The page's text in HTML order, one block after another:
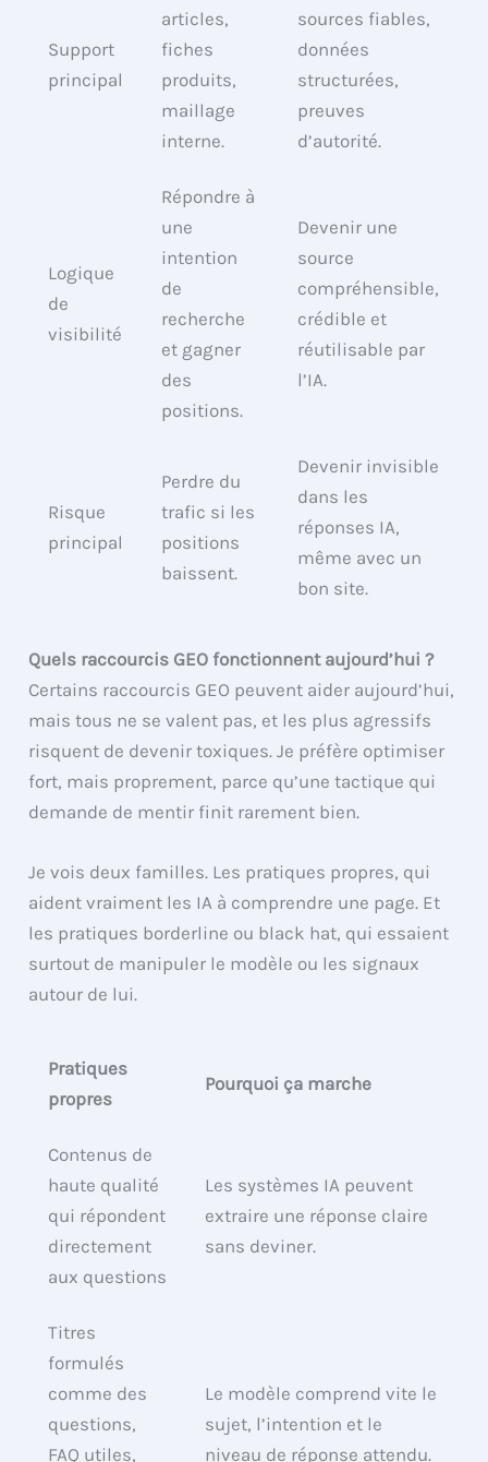
Support
principal
articles,
fiches
produits,
maillage
interne.
sources fiables,
données
structurées,
preuves
d’autorité.
Logique
de
visibilité
Répondre à
une
intention
de
recherche
et gagner
des
positions.
Devenir une
source
compréhensible,
crédible et
réutilisable par
l’IA.
Risque
principal
Perdre du
trafic si les
positions
baissent.
Devenir invisible
dans les
réponses IA,
même avec un
bon site.
Quels raccourcis GEO fonctionnent aujourd’hui ?
Certains raccourcis GEO peuvent aider aujourd’hui,
mais tous ne se valent pas, et les plus agressifs
risquent de devenir toxiques. Je préfère optimiser
fort, mais proprement, parce qu’une tactique qui
demande de mentir finit rarement bien.
Je vois deux familles. Les pratiques propres, qui
aident vraiment les IA à comprendre une page. Et
les pratiques borderline ou black hat, qui essaient
surtout de manipuler le modèle ou les signaux
autour de lui.
Pratiques
propres
Pourquoi ça marche
Contenus de
haute qualité
qui répondent
directement
aux questions
Les systèmes IA peuvent
extraire une réponse claire
sans deviner.
Titres
formulés
comme des
questions,
FAQ utiles,
Le modèle comprend vite le
sujet, l’intention et le
niveau de réponse attendu.